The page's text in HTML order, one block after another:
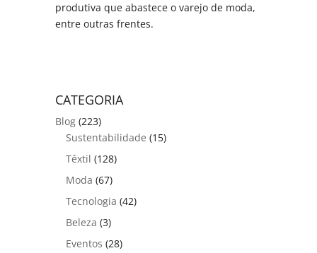
produtiva que abastece o varejo de moda,
entre outras frentes.
CATEGORIA
Blog (223)
Sustentabilidade (15)
Têxtil (128)
Moda (67)
Tecnologia (42)
Beleza (3)
Eventos (28)